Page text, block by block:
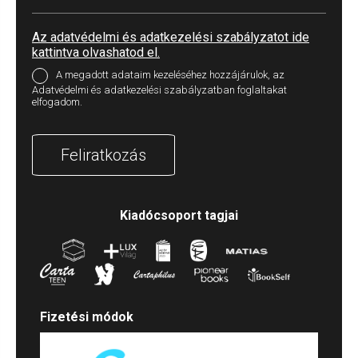
Az adatvédelmi és adatkezelési szabályzatot ide
kattintva olvashatod el.
A megadott adataim kezeléséhez hozzájárulok, az
Adatvédelmi és adatkezelési szabályzatban foglaltakat
elfogadom.
Feliratkozás
Kiadócsoport tagjai
Fizetési módok